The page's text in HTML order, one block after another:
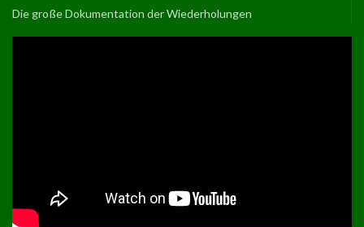
Die große Dokumentation der Wiederholungen